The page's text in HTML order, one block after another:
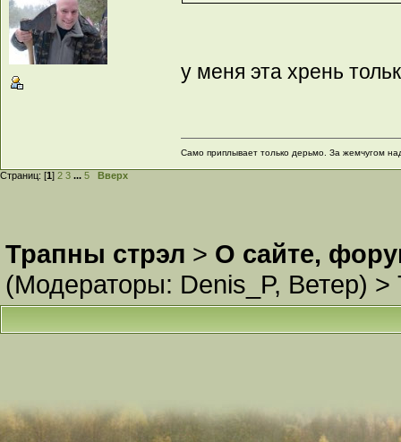
у меня эта хрень
Само приплывает только дерьмо. За жемчугом
Страниц: [1 ] 2 3 ... 5 Вверх
Трапны стрэл > О сайте,
(Модераторы: Denis_P, Ветер) >